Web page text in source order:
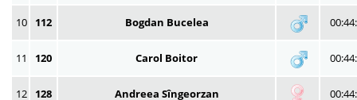
10 112 Bogdan Bucelea
11 120 Carol Boitor
12 128 Andreea Sîngeorzan